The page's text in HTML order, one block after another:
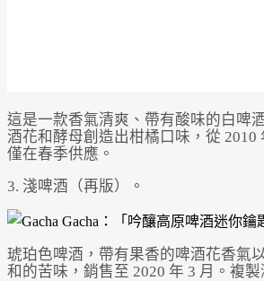
這是一款香氣清爽、帶有酸味的白啤
酒花和酵母創造出柑橘口味，從 2010
僅在春季供應。
3. 淺啤酒（再版）。
琥珀色啤酒，帶有果香的啤酒花香氣
和的苦味，銷售至 2020 年 3 月。複製